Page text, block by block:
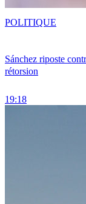
Sánchez riposte
rétorsion
19:18
POLITIQUE